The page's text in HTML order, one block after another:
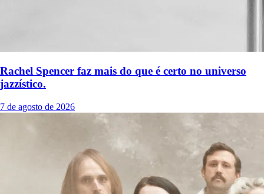
Rachel Spencer faz mais do que é certo no universo
jazzístico.
7 de agosto de 2026